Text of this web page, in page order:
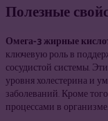
Полезные
Омега-3 жирные
ключевую роль в
сосудистой системы.
уровня холестерина и
заболеваний. Кроме
процессами в организме.